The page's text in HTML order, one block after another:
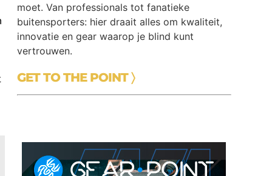
moet. Van professionals tot fanatieke
buitensporters: hier draait alles om kwaliteit,
innovatie en gear waarop je blind kunt
vertrouwen.
GET TO THE POINT 〉